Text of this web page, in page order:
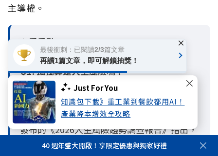
Just For You
知識包下載》重工業到餐飲都用AI！
產業降本增效全攻略
主導權。
必看重點Q&A
Q1. 孤獨算是人生風險嗎？
A1：算是。孤獨本身不一定是立即發生的風險
事件，但長期孤獨或缺乏社會支持，可能放大
身體、心理與財務風險。國泰人壽與《遠見》
發布的《2026人生風險趨勢調查報告》指出，
主觀孤獨與客觀孤立會影響個人的風險感知、
40 週年盛大開啟！享限定優惠與獨家好禮
最後衝刺：已閱讀2/3篇文章
再讀1篇文章，即可解鎖抽獎！
×